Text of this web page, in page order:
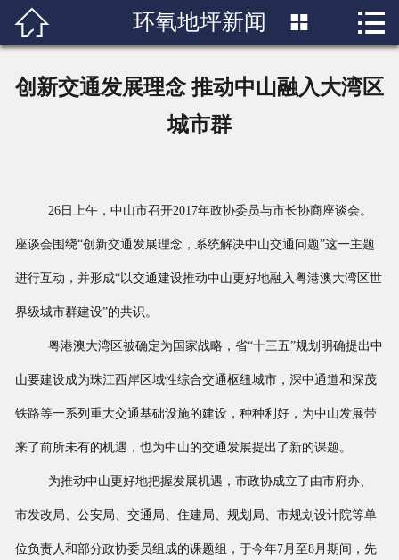
 首页
成功案例
行业知识
联系我们
 环氧地坪新闻  
创新交通发展理念 推动中山融入大湾区
城市群
26日上午，中山市召开2017年政协委员与市长协商座谈会。
座谈会围绕“创新交通发展理念，系统解决中山交通问题”这一主题
进行互动，并形成“以交通建设推动中山更好地融入粤港澳大湾区世
界级城市群建设”的共识。
粤港澳大湾区被确定为国家战略，省“十三五”规划明确提出中
山要建设成为珠江西岸区域性综合交通枢纽城市，深中通道和深茂
铁路等一系列重大交通基础设施的建设，种种利好，为中山发展带
来了前所未有的机遇，也为中山的交通发展提出了新的课题。
为推动中山更好地把握发展机遇，市政协成立了由市府办、
市发改局、公安局、交通局、住建局、规划局、市规划设计院等单
位负责人和部分政协委员组成的课题组，于今年7月至8月期间，先